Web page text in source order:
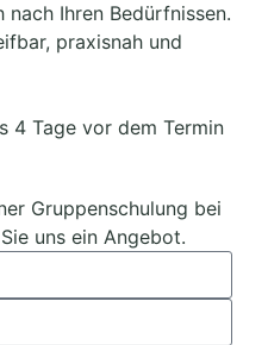
Ihren Bedürfnissen.
praxisnah und
4 Tage vor dem Termin
Gruppenschulung bei
uns ein Angebot.